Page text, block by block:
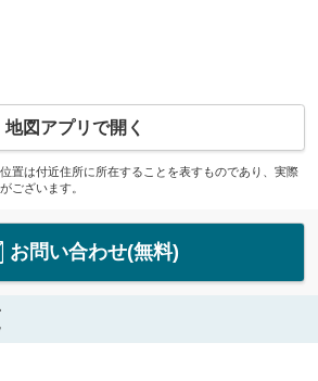
地図アプリで開く
置は付近住所に所在することを表すものであり、実際
ございます。
お問い合わせ(無料)